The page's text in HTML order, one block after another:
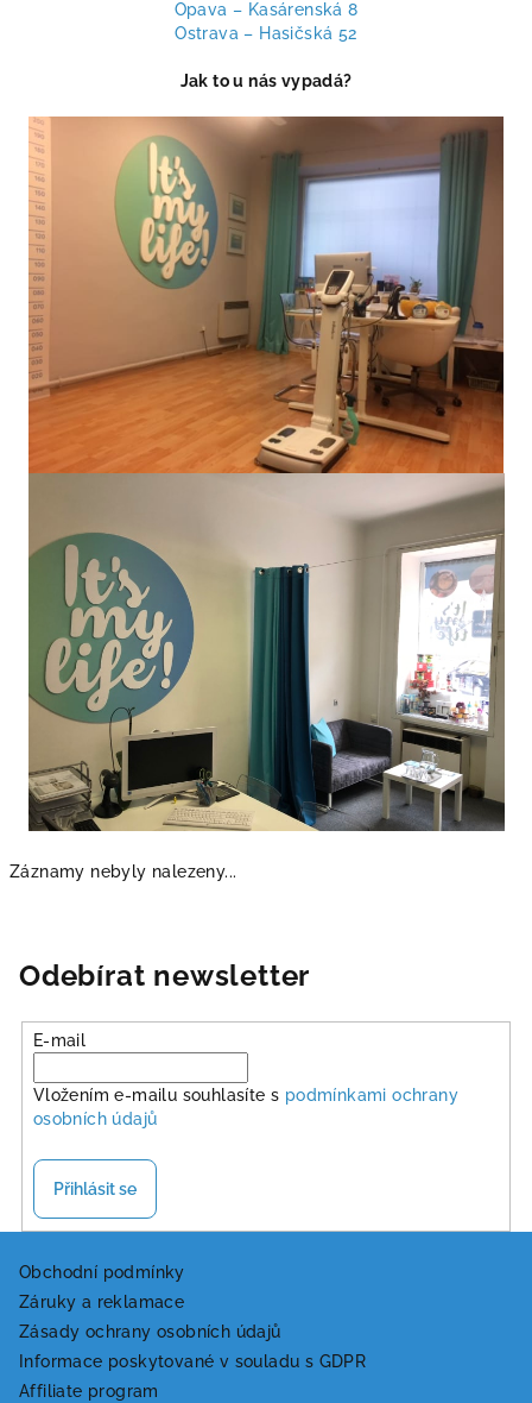
Opava – Kasárenská 8
Ostrava – Hasičská 52
Jak to u nás vypadá?
Záznamy nebyly nalezeny...
Odebírat newsletter
E-mail
Vložením e-mailu souhlasíte s podmínkami ochrany
osobních údajů
Přihlásit se
Obchodní podmínky
Záruky a reklamace
Zásady ochrany osobních údajů
Informace poskytované v souladu s GDPR
Affiliate program